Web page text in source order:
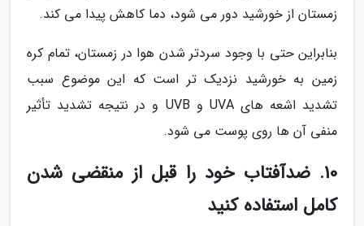
زمستان از خورشید دور می شود، دما کاهش پیدا می کند.
بنابراین حتی با وجود سردتر شدن هوا در زمستان، تمام کره
زمین به خورشید نزدیک تر است که این موضوع سبب
تشدید اشعه های UVA و UVB و در نتیجه تشدید تأثیر
منفی آن ها روی پوست می شود.
10. ضدآفتاب خود را قبل از منقضی شدن
کامل استفاده کنید